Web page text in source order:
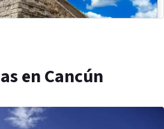
en Cancún